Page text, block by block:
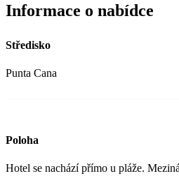
Informace o nabídce
Středisko
Punta Cana
Poloha
Hotel se nachází přímo u pláže.